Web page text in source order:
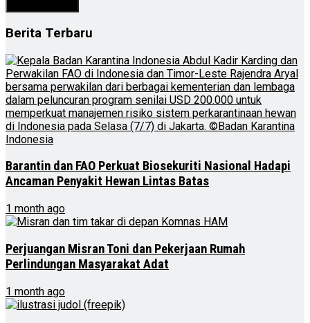
Berita Terbaru
Barantin dan FAO Perkuat Biosekuriti Nasional Hadapi
Ancaman Penyakit Hewan Lintas Batas
1 month ago
Perjuangan Misran Toni dan Pekerjaan Rumah
Perlindungan Masyarakat Adat
1 month ago